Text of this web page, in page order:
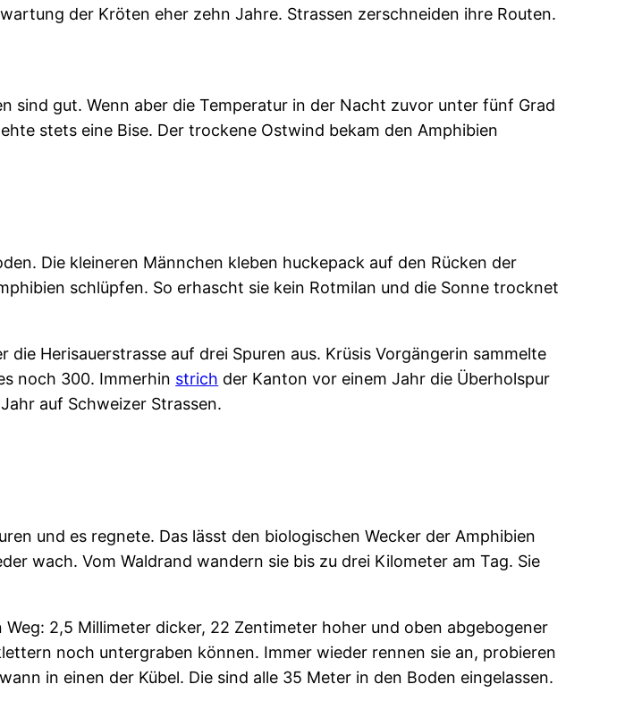
der Kröten eher zehn Jahre. Strassen zerschneiden ihre Routen.
sind gut. Wenn aber die Temperatur in der Nacht zuvor unter fünf Grad
stets eine Bise. Der trockene Ostwind bekam den Amphibien
Die kleineren Männchen kleben huckepack auf den Rücken der
schlüpfen. So erhascht sie kein Rotmilan und die Sonne trocknet
Herisauerstrasse auf drei Spuren aus. Krüsis Vorgängerin sammelte
noch 300. Immerhin strich der Kanton vor einem Jahr die Überholspur
auf Schweizer Strassen.
und es regnete. Das lässt den biologischen Wecker der Amphibien
wach. Vom Waldrand wandern sie bis zu drei Kilometer am Tag. Sie
2,5 Millimeter dicker, 22 Zentimeter hoher und oben abgebogener
noch untergraben können. Immer wieder rennen sie an, probieren
in einen der Kübel. Die sind alle 35 Meter in den Boden eingelassen.